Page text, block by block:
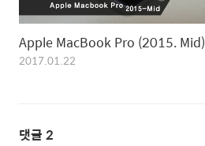
Apple MacBook Pro (2015. Mid)
2017.01.22
댓글 2